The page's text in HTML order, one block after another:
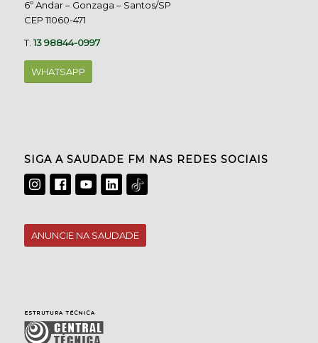
6º Andar – Gonzaga – Santos/SP
CEP 11060-471
T.13 98844-0997
WHATSAPP
SIGA A SAUDADE FM NAS REDES SOCIAIS
ANUNCIE NA SAUDADE